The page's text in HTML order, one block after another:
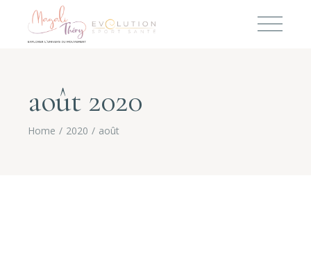
août 2020
Home 2020 août